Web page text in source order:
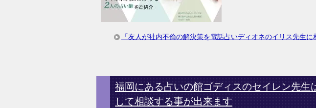
「友人が社内不倫の解決策を電話占いディオネのイリス先生
福岡にある占いの館ゴディスのセイレン先生
して相談する事が出来ます